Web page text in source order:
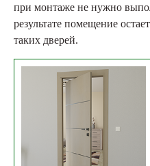
при монтаже не нужно
результате помещение
таких дверей.